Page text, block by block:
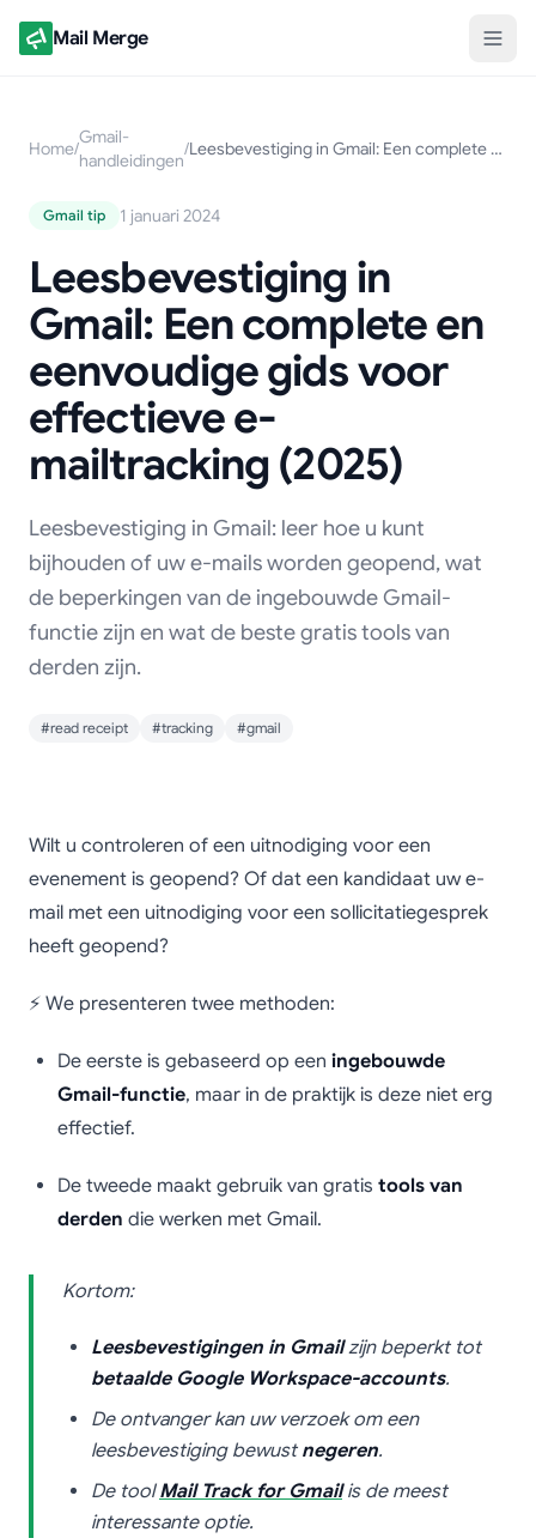
Mail Merge
Home/
Gmail-
handleidingen
/ Leesbevestiging in Gmail: Een complete en eenvoudige gids voor effectieve e-mailtracking (2025)
Gmail tip 1 januari 2024
Leesbevestiging in
Gmail: Een complete en
eenvoudige gids voor
effectieve e-
mailtracking (2025)
Leesbevestiging in Gmail: leer hoe u kunt
bijhouden of uw e-mails worden geopend, wat
de beperkingen van de ingebouwde Gmail-
functie zijn en wat de beste gratis tools van
derden zijn.
#read receipt #tracking #gmail
Leesbevestiging in
Gmail: Een complete
en eenvoudige gids
mailtracking (2025)
Wilt u controleren of een uitnodiging voor een
evenement is geopend? Of dat een kandidaat uw e-
mail met een uitnodiging voor een sollicitatiegesprek
heeft geopend?
⚡ We presenteren twee methoden:
De eerste is gebaseerd op een ingebouwde
Gmail-functie, maar in de praktijk is deze niet erg
effectief.
De tweede maakt gebruik van gratis tools van
derden die werken met Gmail.
Kortom:
Leesbevestigingen in Gmailzijn beperkt tot
betaalde Google Workspace-accounts.
De ontvanger kan uw verzoek om een
leesbevestiging bewust negeren.
De toolMail Track for Gmailis de meest
interessante optie.